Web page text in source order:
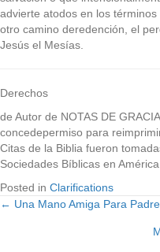
advierte atodos en los
otro camino deredención, el
Jesús el Mesías.
Derechos
de Autor de NOTAS DE
concedepermiso para
Citas de la Biblia fueron
Sociedades Bíblicas en
Posted in Clarifications
Posts
← Una Mano Amiga Para